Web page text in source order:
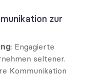
zur
: Engagierte
seltener.
Kommunikation